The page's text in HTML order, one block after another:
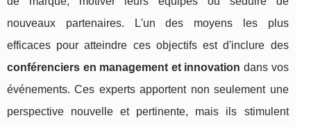
nouveaux partenaires. L'un des moyens les plus
efficaces pour atteindre ces objectifs est d'inclure des
conférenciers en management et innovation dans vos
événements. Ces experts apportent non seulement une
perspective nouvelle et pertinente, mais ils stimulent